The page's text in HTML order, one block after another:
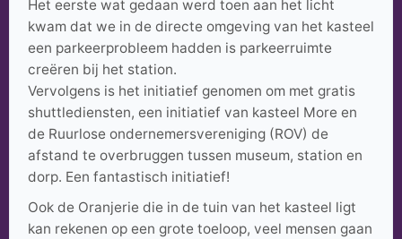
Het eerste wat gedaan werd toen aan het licht
kwam dat we in de directe omgeving van het kasteel
een parkeerprobleem hadden is parkeerruimte
creëren bij het station.
Vervolgens is het initiatief genomen om met gratis
shuttlediensten, een initiatief van kasteel More en
de Ruurlose ondernemersvereniging (ROV) de
afstand te overbruggen tussen museum, station en
dorp. Een fantastisch initiatief!
Ook de Oranjerie die in de tuin van het kasteel ligt
kan rekenen op een grote toeloop, veel mensen gaan